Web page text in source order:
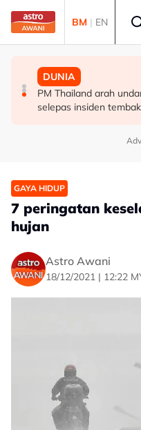
Skip to main content
BM | EN
MALAYSIA
Berita tempatan
MALAYSIA
Pengacara, ahli
audio siar sentuh isu
DUNIA
PM Thailand arah
selepas insiden
GAYA HIDUP
7 peringatan
hujan
Astro Awani
18/12/2021 | 12:22